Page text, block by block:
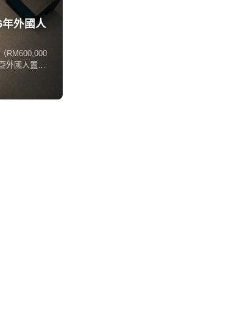
外國人
RM600,000
外國人置業
程，幫你計